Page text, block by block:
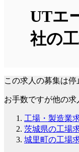
UTエ
社の
この求人の募集は停
お手数ですが他の求
工場・製造業
茨城県の工場
城里町の工場